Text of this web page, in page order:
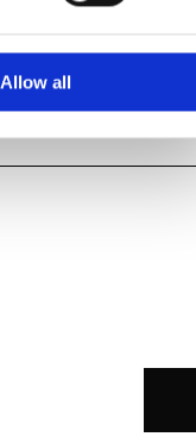
Allow all